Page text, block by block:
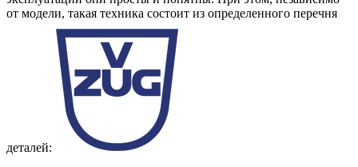
от модели, такая техника состоит из определенного перечня
деталей: